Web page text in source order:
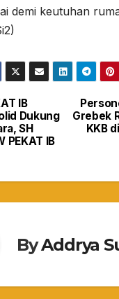
demi keutuhan
Grebek
KKB
IB
Dukung
SH
PEKAT IB
ByAddrya